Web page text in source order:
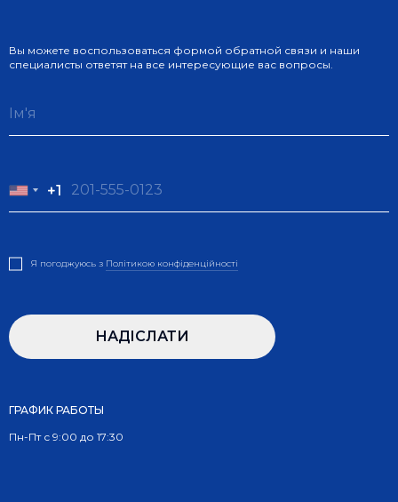
Вы можете воспользоваться формой обратной связи и наши
специалисты ответят на все интересующие вас вопросы.
+1
+1
Я погоджуюсь з Полiтикою конфiденцiйностi
НАДIСЛАТИ
ГРАФИК РАБОТЫ
Пн-Пт с 9:00 до 17:30